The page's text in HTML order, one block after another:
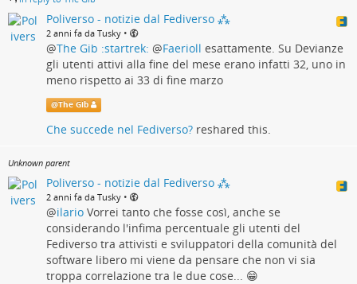
Poliverso - notizie dal Fediverso ⁂
2 anni fa da Tusky •
@The Gib :startrek: @Faerioll esattamente. Su Devianze
gli utenti attivi alla fine del mese erano infatti 32, uno in
meno rispetto ai 33 di fine marzo
@The Gib
Che succede nel Fediverso? reshared this.
Unknown parent
Poliverso - notizie dal Fediverso ⁂
2 anni fa da Tusky •
@ilario Vorrei tanto che fosse così, anche se
considerando l'infima percentuale gli utenti del
Fediverso tra attivisti e sviluppatori della comunità del
software libero mi viene da pensare che non vi sia
troppa correlazione tra le due cose... 😁